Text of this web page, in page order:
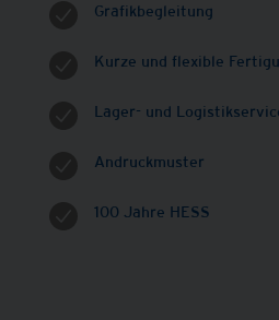
Grafikbegleitung
Kurze und flexible
Lager- und
Andruckmuster
100 Jahre HESS